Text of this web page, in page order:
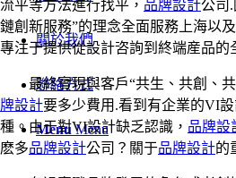
關於我們
聯絡方式
Menu Menu
流平等方法進行找平， 品牌設計公司
鏈創新服務”的理念全面服務上海以
專注于提供從設計咨詢到終端産品的
最終實現與客戶“共生、共創、共
牌設計要多少費用.看到有企業的VI
種。由于對VI設計缺乏認識， 品牌設
麽多品牌設計公司？關于品牌設計的